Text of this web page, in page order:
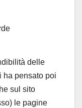
delle
ha pensato poi
sul sito
le pagine